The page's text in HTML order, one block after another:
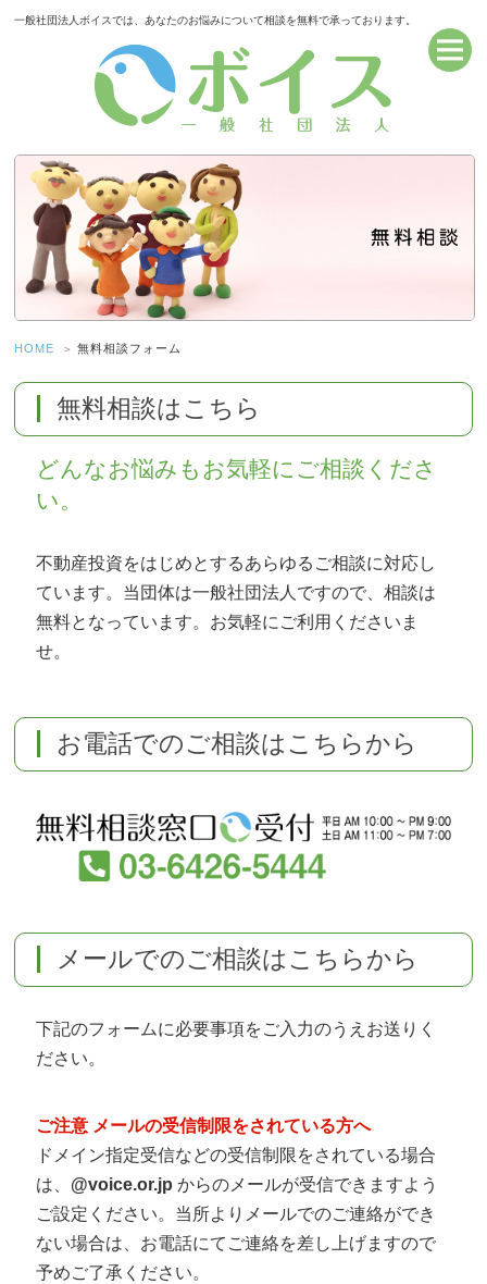
一般社団法人ボイスでは、あなたのお悩みについて相談を無料で承っております。
HOME 無料相談フォーム
無料相談はこちら
どんなお悩みもお気軽にご相談くださ
い。
不動産投資をはじめとするあらゆるご相談に対応し
ています。当団体は一般社団法人ですので、相談は
無料となっています。お気軽にご利用くださいま
せ。
お電話でのご相談はこちらから
メールでのご相談はこちらから
下記のフォームに必要事項をご入力のうえお送りく
ださい。
ご注意 メールの受信制限をされている方へ
ドメイン指定受信などの受信制限をされている場合
は、 @voice.or.jp からのメールが受信できますよう
ご設定ください。当所よりメールでのご連絡ができ
ない場合は、お電話にてご連絡を差し上げますので
予めご了承ください。